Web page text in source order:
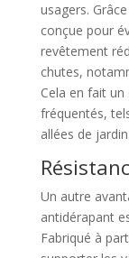
usagers.
conçue pour
revêtement
chutes,
Cela en fait
fréquentés,
allées de jardin.
Un autre
antidérapant
Fabriqué à